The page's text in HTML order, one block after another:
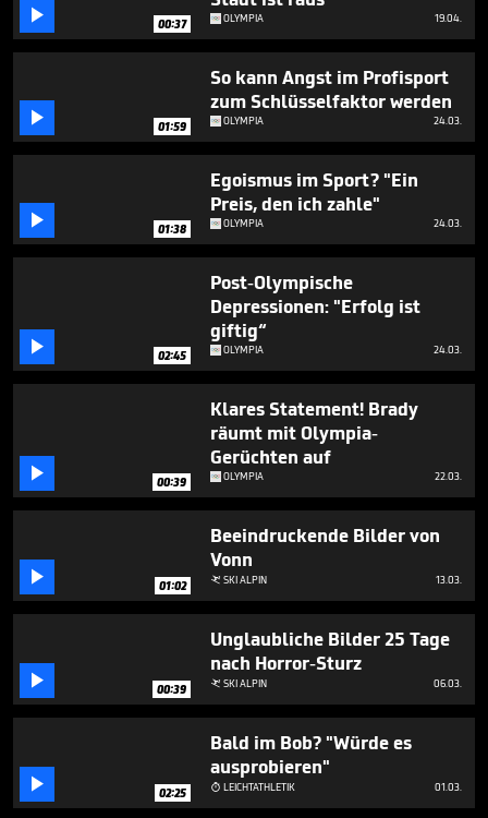
minute,
seconds
 00:37 OLYMPIA 19.04.
 01:59
So kann Angst im Profisport
zum Schlüsselfaktor werden
OLYMPIA 24.03.
 01:38
Egoismus im Sport? "Ein
Preis, den ich zahle"
OLYMPIA 24.03.
 02:45
Post-Olympische
Depressionen: "Erfolg ist
giftig“
OLYMPIA 24.03.
 00:39
Klares Statement! Brady
räumt mit Olympia-
Gerüchten auf
OLYMPIA 22.03.
 01:02
Beeindruckende Bilder von
Vonn
 SKI ALPIN 13.03.
 00:39
Unglaubliche Bilder 25 Tage
nach Horror-Sturz
 SKI ALPIN 06.03.
 02:25
Bald im Bob? "Würde es
ausprobieren"
 LEICHTATHLETIK 01.03.